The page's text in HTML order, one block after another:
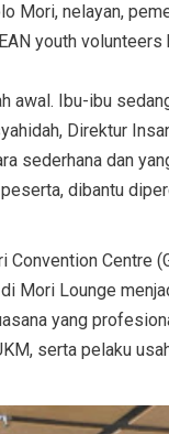
Mori, nelayan,
youth
awal. Ibu-ibu
Direktur
sederhana dan
dibantu
Centre
Mori Lounge
yang
serta pelaku